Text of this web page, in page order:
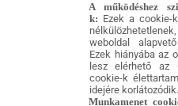
A működéshez
k: Ezek a cookie-
weboldal
Ezek hiányába az
lesz elérhető az
cookie-k
idejére korlátozódik.
Munkamenet